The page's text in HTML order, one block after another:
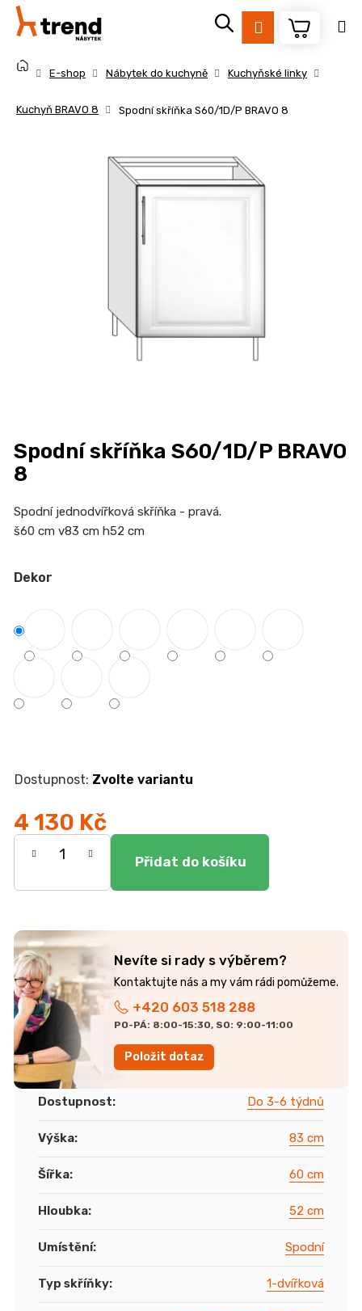
Přejít
obsah
Přihlášení
E-shop Nábytek do kuchyně Kuchyňské linky
Kuchyň BRAVO 8 Spodní skříňka S60/1D/P BRAVO 8
Spodní skříňka S60/1D/P BRAVO
8
Spodní jednodvířková skříňka - pravá.
š60 cm v83 cm h52 cm
Dekor
Zvolte variantu
4 130 Kč
Měrná
Dostupnost: Do 3-6 týdnů
Výška: 83 cm
Šířka: 60 cm
Hloubka: 52 cm
Umístění: Spodní
Typ skříňky: 1-dvířková
Nevíte si rady s výběrem?
+420 603 518 288
PO-PÁ: 8:00-15:30, SO: 9:00-11:00
Položit dotaz
750
Kč